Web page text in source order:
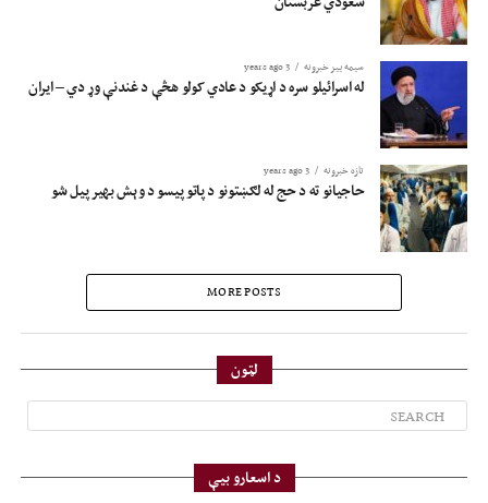
سیمه ییز خبرونه 3 years ago
له اسرائیلو سره د اړیکو د عادي کولو هڅې د غندنې وړ دي – ایران
تازه خبرونه 3 years ago
حاجیانو ته د حج له لګښتونو د پاتو پیسو د وېش بهیر پیل شو
MORE POSTS
لټون
د اسعارو بیې